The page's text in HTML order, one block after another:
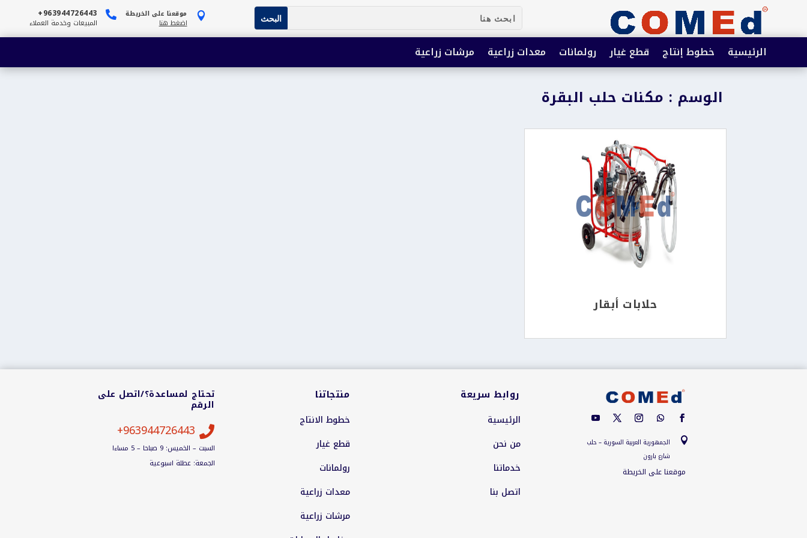
 موقعنا على الخريطة
اضغط هنا

963944726443+
المبيعات وخدمة العملاء
الرئيسية خطوط إنتاج قطع غيار رولمانات معدات زراعية مرشات زراعية
الوسم : مكنات حلب البقرة
حلابات أبقار

الجمهورية العربية السورية – حلب
شارع بارون
موقعنا على الخريطة
روابط سريعة
الرئيسية
من نحن
خدماتنا
اتصل بنا
منتجاتنا
خطوط الانتاج
قطع غيار
رولمانات
معدات زراعية
مرشات زراعية
تحتاج لمساعدة؟/اتصل على
الرقم

963944726443+
السبت – الخميس: 9 صباحا – 5 مساءا
الجمعة: عطلة اسبوعية